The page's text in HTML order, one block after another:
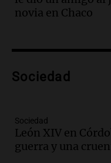
Episodios
programa de
Episodios
tras
Panorama Federal
Episodios
novia en Chaco
Sociedad
Sociedad
León XIV en
guerra y una